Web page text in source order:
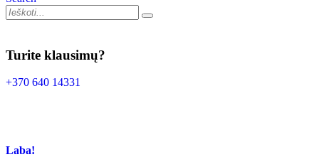
Turite klausimų?
+370 640 14331
Laba!